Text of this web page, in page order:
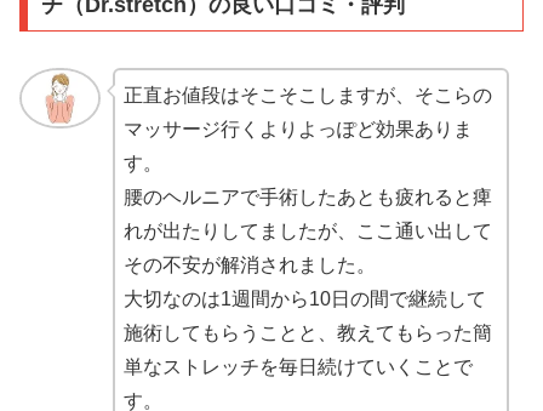
正直お値段はそこそこしますが、そこらの
マッサージ行くよりよっぽど効果ありま
す。
腰のヘルニアで手術したあとも疲れると痺
れが出たりしてましたが、ここ通い出して
その不安が解消されました。
大切なのは1週間から10日の間で継続して
施術してもらうことと、教えてもらった簡
単なストレッチを毎日続けていくことで
す。